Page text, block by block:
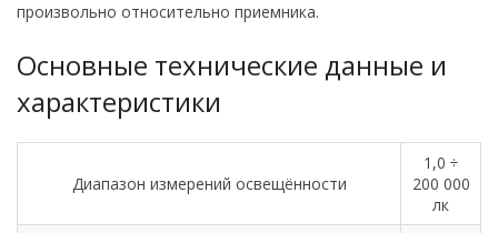
произвольно относительно приемника.
Основные технические данные и
характеристики
Диапазон измерений освещённости
1,0 ÷
200 000
лк